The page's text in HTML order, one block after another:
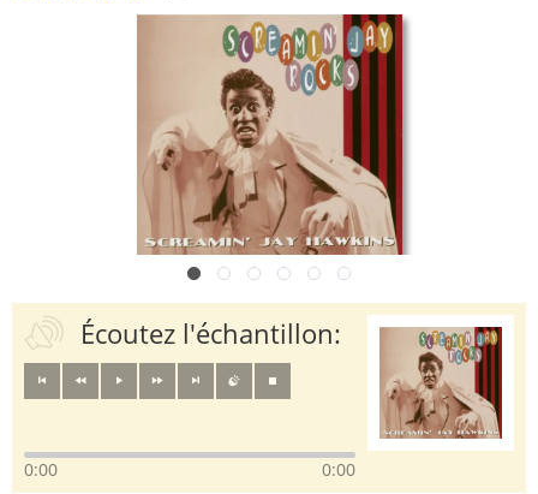
Écoutez l'échantillon:
0:00 0:00